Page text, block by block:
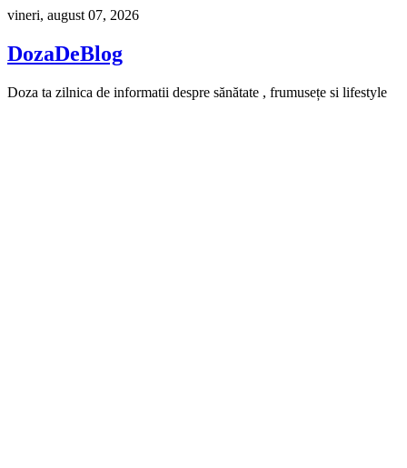
Skip
content
vineri, august 07, 2026
DozaDeBlog
Doza ta zilnica de informatii despre sănătate , frumusețe si lifestyle